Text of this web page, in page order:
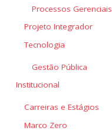
Processos Gerenciais
Projeto Integrador
Tecnologia
Gestão Pública
Institucional
Carreiras e Estágios
Marco Zero